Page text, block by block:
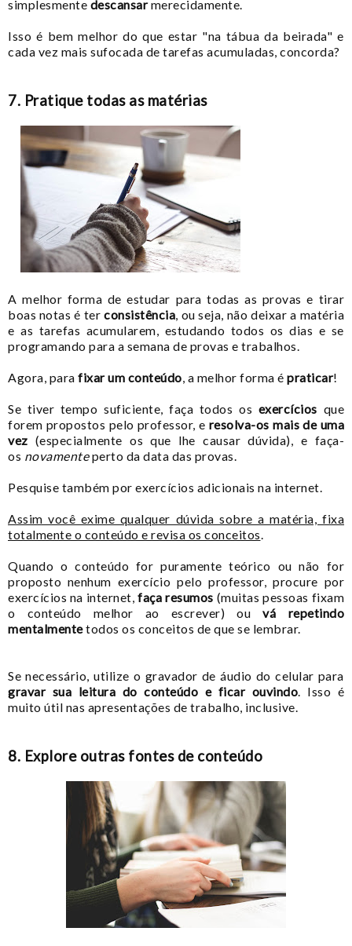
simplesmente descansarmerecidamente.
Isso é bem melhor do que estar "na tábua da beirada" e
cada vez mais sufocada de tarefas acumuladas, concorda?
7. Pratique todas as matérias
A melhor forma de estudar para todas as provas e tirar
boas notas é terconsistência, ou seja, não deixar a matéria
e as tarefas acumularem, estudando todos os dias e se
programando para a semana de provas e trabalhos.
Agora, para fixar um conteúdo, a melhor forma é praticar!
Se tiver tempo suficiente, faça todos os exercícios que
forem propostos pelo professor, e resolva-os mais de uma
vez (especialmente os que lhe causar dúvida), e faça-
os novamenteperto da data das provas.
Pesquise também por exercícios adicionais na internet.
Assim você exime qualquer dúvida sobre a matéria, fixa
totalmente o conteúdo e revisa os conceitos.
Quando o conteúdo for puramente teórico ou não for
proposto nenhum exercício pelo professor, procure por
exercícios na internet,faça resumos (muitas pessoas fixam
o conteúdo melhor ao escrever) ouvá repetindo
mentalmentetodos os conceitos de que se lembrar.
Se necessário, utilize o gravador de áudio do celular para
gravar sua leitura do conteúdo e ficar ouvindo. Isso é
muito útil nas apresentações de trabalho, inclusive.
8. Explore outras fontes de conteúdo